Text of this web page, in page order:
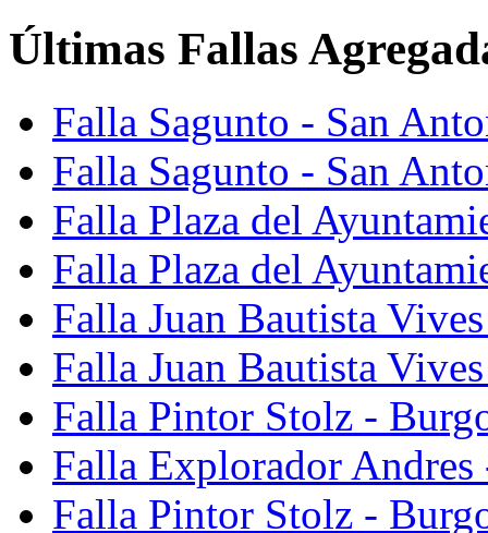
Últimas Fallas
Falla Sagunto - San
Falla Sagunto - San
Falla Plaza del
Falla Plaza del
Falla Juan Bautista
Falla Juan Bautista
Falla Pintor Stolz -
Falla Explorador Andres
Falla Pintor Stolz -